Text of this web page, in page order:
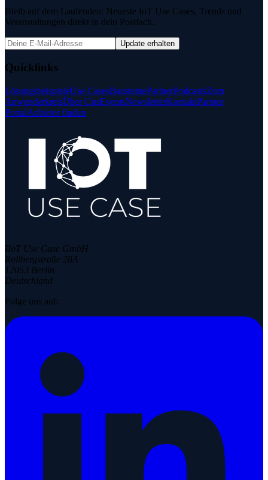
Bleib auf dem Laufenden: Neueste IoT Use Cases, Trends und
Veranstaltungen direkt in dein Postfach.
Update erhalten
Quicklinks
LösungsbeispieleUse CasesBausteinePartnerPodcastsZum
AnwenderkreisÜber UnsEventsNewsletterKontaktPartner
PortalAnbieter finden
IIoT Use Case GmbH
Rollbergstraße 28A
12053 Berlin
Deutschland
Folge uns auf: